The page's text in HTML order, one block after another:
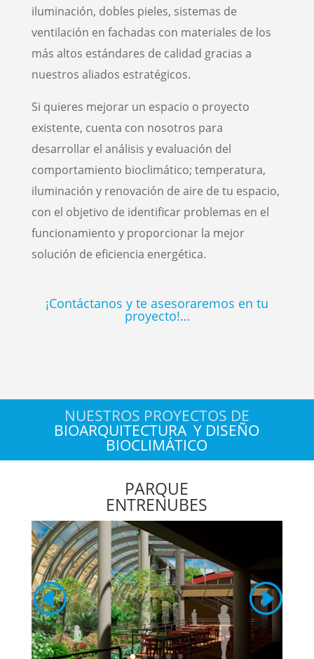
iluminación, dobles pieles, sistemas de
ventilación en fachadas con materiales de los
más altos estándares de calidad gracias a
nuestros aliados estratégicos.
Si quieres mejorar un espacio o proyecto
existente, cuenta con nosotros para
desarrollar el análisis y evaluación del
comportamiento bioclimático; temperatura,
iluminación y renovación de aire de tu espacio,
con el objetivo de identificar problemas en el
funcionamiento y proporcionar la mejor
solución de eficiencia energética.
¡Contáctanos y te asesoraremos en tu
proyecto!…
NUESTROS PROYECTOS DE
BIOARQUITECTURAY DISEÑO
BIOCLIMÁTICO
PARQUE
ENTRENUBES